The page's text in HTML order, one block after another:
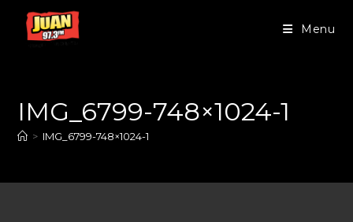
Menu
IMG_6799-748×1024-1
> IMG_6799-748×1024-1